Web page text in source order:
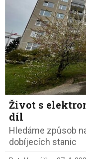
Život s
díl
Hledáme způsob
dobíjecích stanic